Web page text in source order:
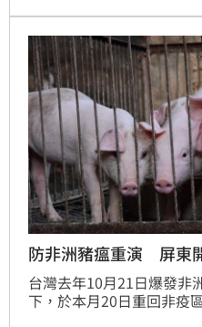
已經無法行走，只能坐輪
覆，讓法官無法確認爭點
防非洲豬瘟重演 屏東
台灣去年10月21日爆發非
下，於本月20日重回非疫